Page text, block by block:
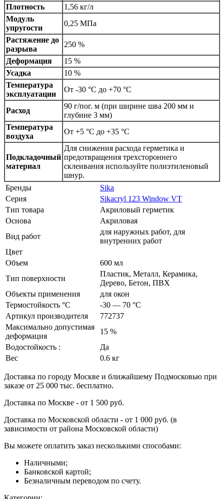
Плотность
1,56 кг/л
Модуль
упругости
0,25 МПа
Растяжение до
разрыва
250 %
Деформация
15 %
Усадка
10 %
Температура
эксплуатации
От -30 °С до +70 °С
Расход
90 г/пог. м (при ширине шва 200 мм и
глубине 3 мм)
Температура
воздуха
От +5 °С до +35 °С
Подкладочный
материал
Для снижения расхода герметика и
предотвращения трехстороннего
склеивания используйте полиэтиленовый
шнур.
Бренды
Sika
Серия
Sikacryl 123 Window VT
Тип товара
Акриловый герметик
Основа
Акриловая
Вид работ
для наружных работ, для
внутренних работ
Цвет
Объем
600 мл
Тип поверхности
Пластик, Металл, Керамика,
Дерево, Бетон, ПВХ
Объекты применения
для окон
Термостойкость °С
-30 — 70 °C
Артикул производителя
772737
Максимально допустимая
деформация
15 %
Водостойкость :
Да
Вес
0.6 кг
Доставка по городу Москве и ближайшему Подмосковью при
заказе от 25 000 тыс. бесплатно.
Доставка по Москве - от 1 500 руб.
Доставка по Московской области - от 1 000 руб. (в
зависимости от района Московской области)
Вы можете оплатить заказ несколькими способами:
Наличными;
Банковской картой;
Безналичным переводом по счету.